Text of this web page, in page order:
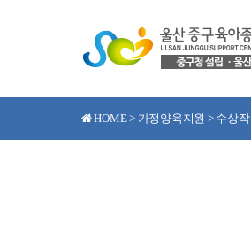
HOME > 가정양육지원 > 수상작